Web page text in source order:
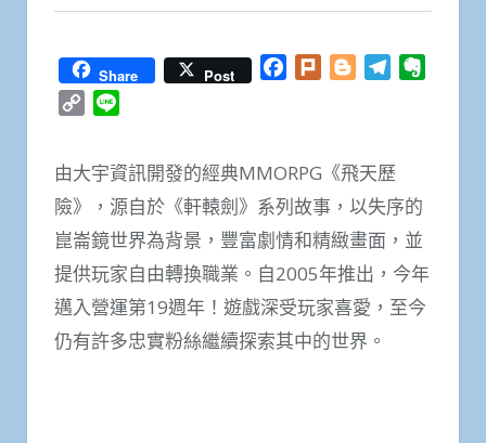
Share Post Facebook
Plurk BloggerTelegram
Copy
由大宇資訊開發的經典MMORPG《飛天歷
險》，源自於《軒轅劍》系列故事，以失序的
崑崙鏡世界為背景，豐富劇情和精緻畫面，並
提供玩家自由轉換職業。自2005年推出，今年
邁入營運第19週年！遊戲深受玩家喜愛，至今
仍有許多忠實粉絲繼續探索其中的世界。